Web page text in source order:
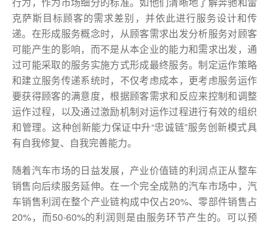
克萨斯目标顾客的需求差别，并依此进行服务设计和传
递。在形成服务概念时，从顾客需求出发分析服务对顾客
可能产生的影响，而不是从本企业的能力和需求出发，通
过可能采取的服务实施方式形成最终服务。制定运作策略
和建立服务传递系统时，不仅考虑成本，更考虑服务运作
要获得顾客的满意度，根据顾客需求和反应来控制和调整
运作过程，以及通过激励机制对运作过程进行有效的组织
和管理。这种创新能力保证中升“忠诚链”服务创新模式具
有自我修复、自我完善能力。
随着汽车市场的日益发展，产业价值链的利润点正从整车
销售向后续服务延伸。在一个完全成熟的汽车市场中，汽
车销售利润在整个产业链构成中仅占20%、零部件销售占
20%，而50-60%的利润则是由服务环节产生的。可以预